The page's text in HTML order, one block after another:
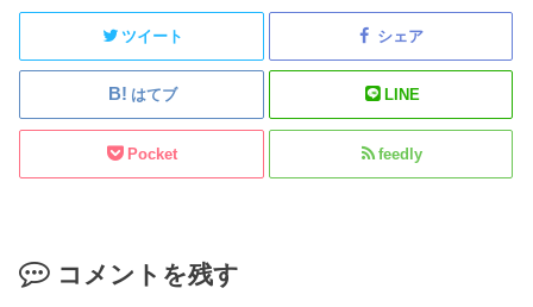
ツイート シェア
はてブ LINE
Pocket feedly
コメントを残す